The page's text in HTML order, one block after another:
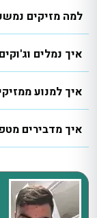
למה מזיקים
איך נמלים
איך למנוע
איך מדבירים